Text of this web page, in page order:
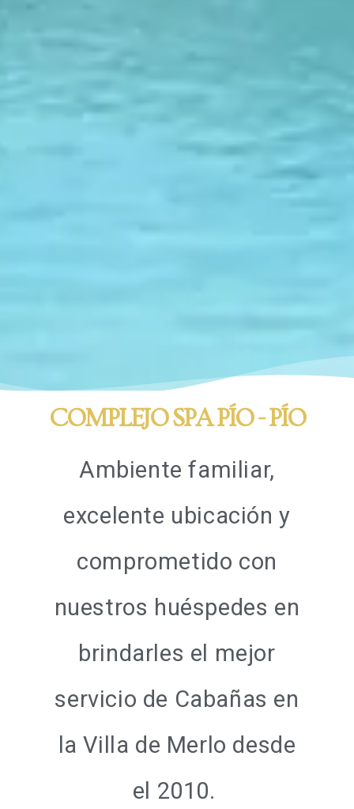
COMPLEJO SPA PÍO - PÍO
Ambiente familiar,
excelente ubicación y
comprometido con
nuestros huéspedes en
brindarles el mejor
servicio de Cabañas en
la Villa de Merlo desde
el 2010.